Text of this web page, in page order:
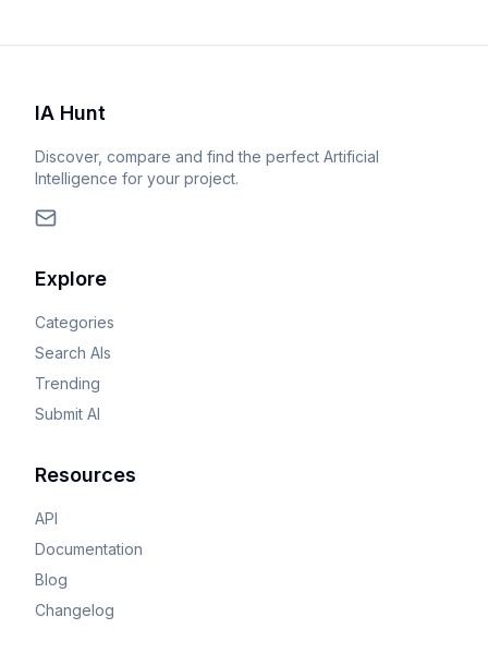
IA Hunt
Discover, compare and find the perfect Artificial
Intelligence for your project.
Explore
Categories
Search AIs
Trending
Submit AI
Resources
API
Documentation
Blog
Changelog